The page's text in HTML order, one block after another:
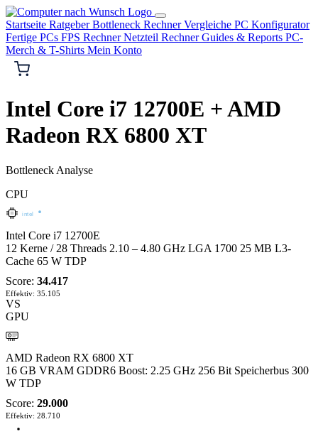
Startseite RatgeberBottleneck RechnerVergleiche PC Konfigurator
Fertige PCs FPS RechnerNetzteil RechnerGuides & Reports PC-
Merch & T-Shirts Mein Konto
Intel Core i7 12700E + AMD
Radeon RX 6800 XT
Bottleneck Analyse
CPU
intel
Intel Core i7 12700E
12 Kerne / 28 Threads 2.10 – 4.80 GHz LGA 1700 25 MB L3-
Cache 65 W TDP
Score: 34.417
Effektiv: 35.105
VS
GPU
AMD Radeon RX 6800 XT
16 GB VRAM GDDR6 Boost: 2.25 GHz 256 Bit Speicherbus 300
W TDP
Score: 29.000
Effektiv: 28.710